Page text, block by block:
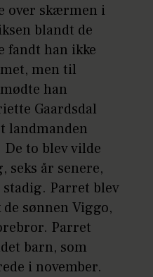
over skærmen i
blandt de
fandt han ikke
men til
han
Gaardsdal
landmanden
to blev vilde
seks år senere,
Parret blev
sønnen Viggo,
Parret
barn, som
i november.